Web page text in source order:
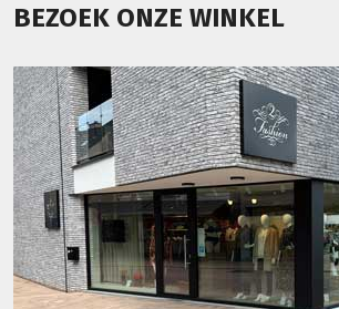
BEZOEK ONZE WINKEL